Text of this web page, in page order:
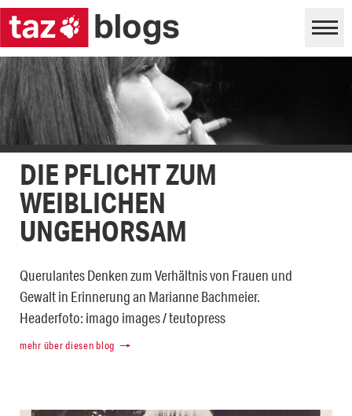
DIE PFLICHT ZUM
WEIBLICHEN
UNGEHORSAM
Querulantes Denken zum Verhältnis von Frauen und
Gewalt in Erinnerung an Marianne Bachmeier.
Headerfoto: imago images / teutopress
mehr über diesen blog